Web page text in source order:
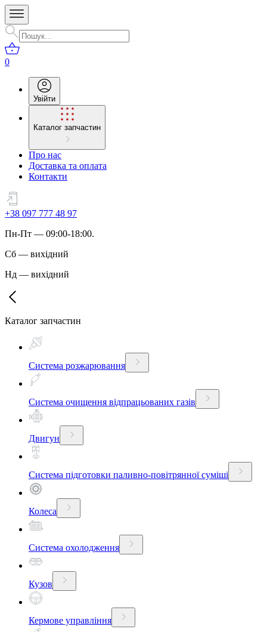
0
Увійти
Каталог запчастин
Про нас
Доставка та оплата
Контакти
+38 097 777 48 97
Пн-Пт — 09:00-18:00.
Сб — вихідний
Нд — вихідний
Каталог запчастин
Система розжарювання
Система очищення відпрацьованих газів
Двигун
Система підготовки паливно-повітрянної суміші
Колеса
Система охолодження
Кузов
Кермове управління